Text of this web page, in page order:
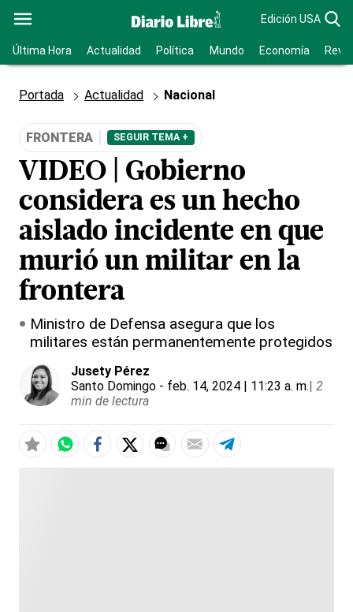
Edición USA
Última Hora Actualidad Política Mundo Economía
Portada Actualidad Nacional
FRONTERA SEGUIR TEMA +
VIDEO | Gobierno
considera es un hecho
aislado incidente en que
murió un militar en la
frontera
Ministro de Defensa asegura que los
militares están permanentemente protegidos
Jusety Pérez
Santo Domingo - feb. 14, 2024 | 11:23 a. m.| 2
min de lectura